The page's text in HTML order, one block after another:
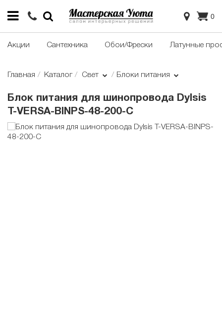
0
Акции Сантехника Обои/Фрески Латунные
Главная Каталог Свет Блоки питания
Блок питания для шинопровода Dylsis
T-VERSA-BINPS-48-200-С